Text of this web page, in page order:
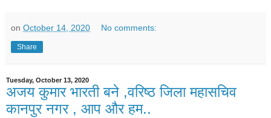
on October 14, 2020 No comments:
Share
Tuesday, October 13, 2020
अजय कुमार भारती बने ,वरिष्ठ जिला महासचिव
कानपुर नगर , आप और हम..